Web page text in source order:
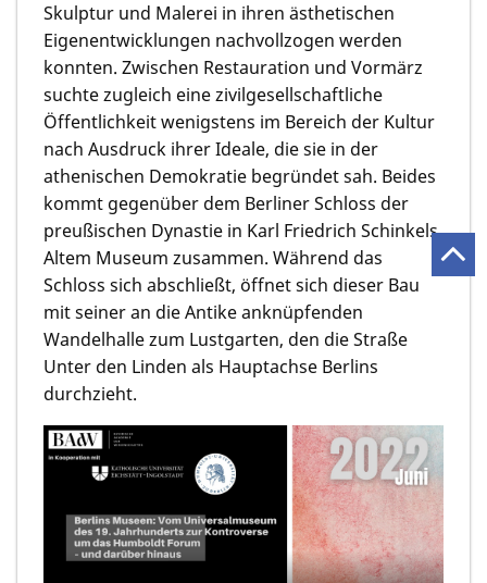
Skulptur und Malerei in ihren ästhetischen
Eigenentwicklungen nachvollzogen werden
konnten. Zwischen Restauration und Vormärz
suchte zugleich eine zivilgesellschaftliche
Öffentlichkeit wenigstens im Bereich der Kultur
nach Ausdruck ihrer Ideale, die sie in der
athenischen Demokratie begründet sah. Beides
kommt gegenüber dem Berliner Schloss der
preußischen Dynastie in Karl Friedrich Schinkels
Altem Museum zusammen. Während das
Schloss sich abschließt, öffnet sich dieser Bau
mit seiner an die Antike anknüpfenden
Wandelhalle zum Lustgarten, den die Straße
Unter den Linden als Hauptachse Berlins
durchzieht.